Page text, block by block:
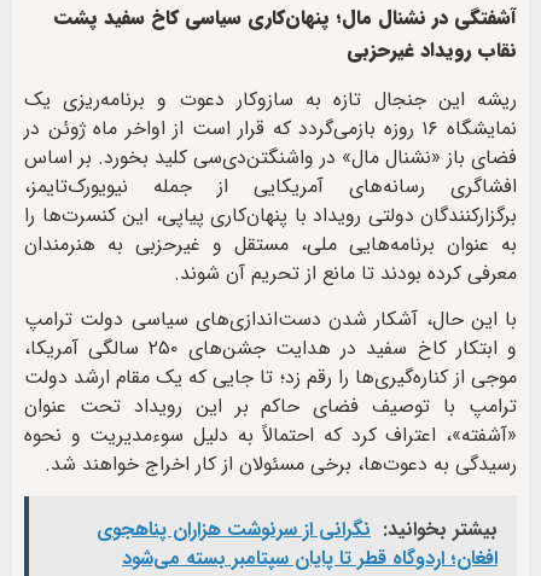
آشفتگی در نشنال مال؛ پنهان‌کاری سیاسی کاخ سفید پشت
نقاب رویداد غیرحزبی
ریشه این جنجال تازه به سازوکار دعوت و برنامه‌ریزی یک
نمایشگاه ۱۶ روزه بازمی‌گردد که قرار است از اواخر ماه ژوئن در
فضای باز «نشنال مال» در واشنگتن‌دی‌سی کلید بخورد. بر اساس
افشاگری رسانه‌های آمریکایی از جمله نیویورک‌تایمز،
برگزارکنندگان دولتی رویداد با پنهان‌کاری پیاپی، این کنسرت‌ها را
به عنوان برنامه‌هایی ملی، مستقل و غیرحزبی به هنرمندان
معرفی کرده بودند تا مانع از تحریم آن شوند.
با این حال، آشکار شدن دست‌اندازی‌های سیاسی دولت ترامپ
و ابتکار کاخ سفید در هدایت جشن‌های ۲۵۰ سالگی آمریکا،
موجی از کناره‌گیری‌ها را رقم زد؛ تا جایی که یک مقام ارشد دولت
ترامپ با توصیف فضای حاکم بر این رویداد تحت عنوان
«آشفته»، اعتراف کرد که احتمالاً به دلیل سوءمدیریت و نحوه
رسیدگی به دعوت‌ها، برخی مسئولان از کار اخراج خواهند شد.
بیشتر بخوانید: نگرانی از سرنوشت هزاران پناهجوی
افغان؛ اردوگاه قطر تا پایان سپتامبر بسته می‌شود